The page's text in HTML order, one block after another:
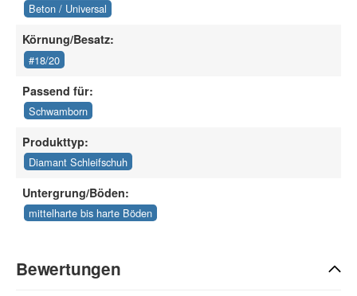
Beton / Universal
Körnung/Besatz:
#18/20
Passend für:
Schwamborn
Produkttyp:
Diamant Schleifschuh
Untergrung/Böden:
mittelharte bis harte Böden
Bewertungen